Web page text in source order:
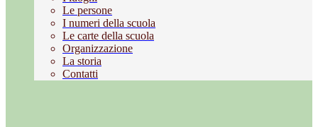
Le persone
I numeri della scuola
Le carte della scuola
Organizzazione
La storia
Contatti